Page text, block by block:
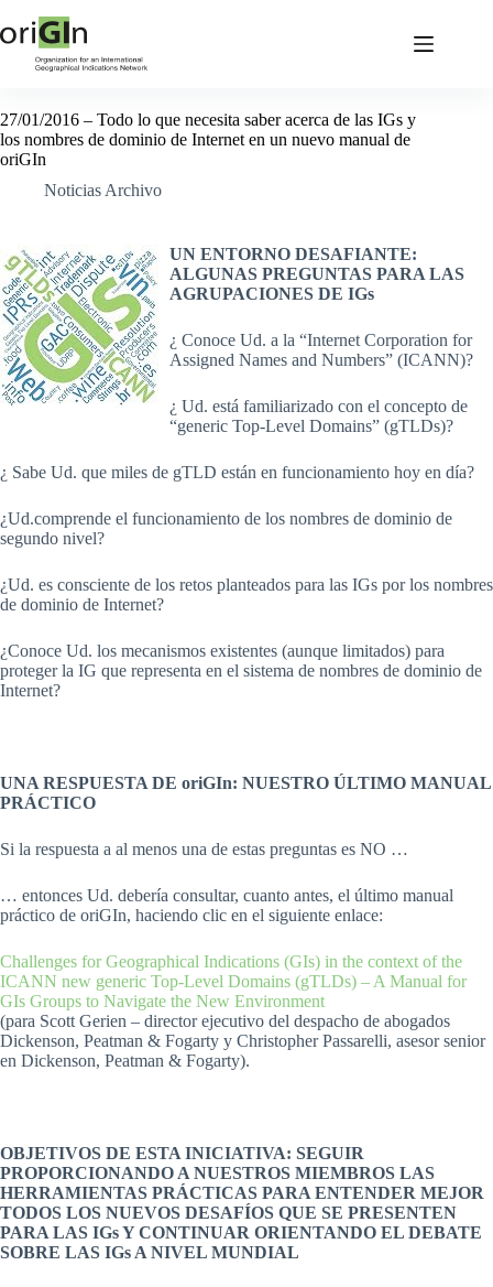
27/01/2016 – Todo lo que necesita saber acerca de las IGs y
los nombres de dominio de Internet en un nuevo manual de
oriGIn
Noticias Archivo
UN ENTORNO DESAFIANTE:
ALGUNAS PREGUNTAS PARA LAS
AGRUPACIONES DE IGs
¿ Conoce Ud. a la “Internet Corporation for
Assigned Names and Numbers” (ICANN)?
¿ Ud. está familiarizado con el concepto de
“generic Top-Level Domains” (gTLDs)?
¿ Sabe Ud. que miles de gTLD están en funcionamiento hoy en día?
¿Ud.comprende el funcionamiento de los nombres de dominio de
segundo nivel?
¿Ud. es consciente de los retos planteados para las IGs por los nombres
de dominio de Internet?
¿Conoce Ud. los mecanismos existentes (aunque limitados) para
proteger la IG que representa en el sistema de nombres de dominio de
Internet?
UNA RESPUESTA DE oriGIn: NUESTRO ÚLTIMO MANUAL
PRÁCTICO
Si la respuesta a al menos una de estas preguntas es NO …
… entonces Ud. debería consultar, cuanto antes, el último manual
práctico de oriGIn, haciendo clic en el siguiente enlace:
Challenges for Geographical Indications (GIs) in the context of the
ICANN new generic Top-Level Domains (gTLDs) – A Manual for
GIs Groups to Navigate the New Environment
(para Scott Gerien – director ejecutivo del despacho de abogados
Dickenson, Peatman & Fogarty y Christopher Passarelli, asesor senior
en Dickenson, Peatman & Fogarty).
OBJETIVOS DE ESTA INICIATIVA: SEGUIR
PROPORCIONANDO A NUESTROS MIEMBROS LAS
HERRAMIENTAS PRÁCTICAS PARA ENTENDER MEJOR
TODOS LOS NUEVOS DESAFÍOS QUE SE PRESENTEN
PARA LAS IGs Y CONTINUAR ORIENTANDO EL DEBATE
SOBRE LAS IGs A NIVEL MUNDIAL